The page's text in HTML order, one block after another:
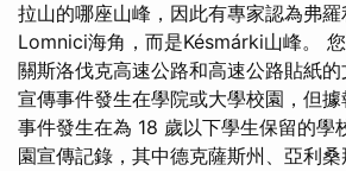
拉山的哪座山峰，因此有專家認為弗
Lomnici海角，而是Késmárki山峰。
關斯洛伐克高速公路和高速公路貼紙
宣傳事件發生在學院或大學校園，但據
事件發生在為 18 歲以下學生保留的學
園宣傳記錄，其中德克薩斯州、亞利